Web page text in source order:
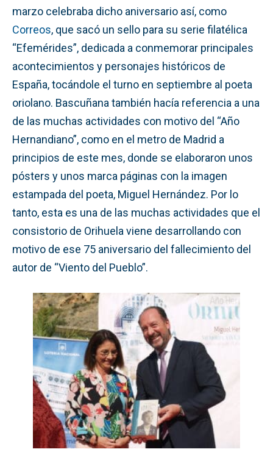
marzo celebraba dicho aniversario así, como
Correos, que sacó un sello para su serie filatélica
“Efemérides”, dedicada a conmemorar principales
acontecimientos y personajes históricos de
España, tocándole el turno en septiembre al poeta
oriolano. Bascuñana también hacía referencia a una
de las muchas actividades con motivo del “Año
Hernandiano”, como en el metro de Madrid a
principios de este mes, donde se elaboraron unos
pósters y unos marca páginas con la imagen
estampada del poeta, Miguel Hernández. Por lo
tanto, esta es una de las muchas actividades que el
consistorio de Orihuela viene desarrollando con
motivo de ese 75 aniversario del fallecimiento del
autor de “Viento del Pueblo”.